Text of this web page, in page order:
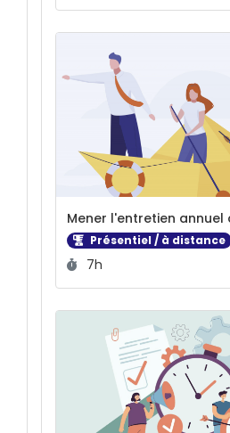
Mener l'entretien
Présentiel / à distance
Durée :
7h